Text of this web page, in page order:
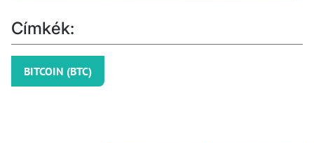
Címkék:
BITCOIN (BTC)